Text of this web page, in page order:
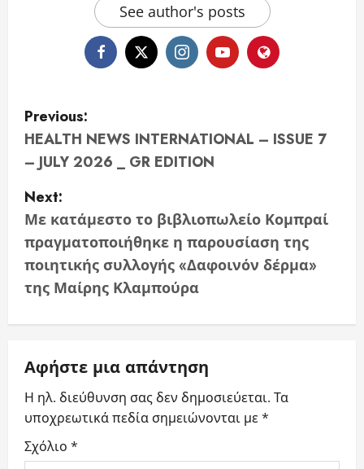
See author's posts
P
o
s
t
n
a
g
a
t
Previous:
HEALTH NEWS INTERNATIONAL – ISSUE 7
– JULY 2026 _ GR EDITION
Next:
Με κατάμεστο το βιβλιοπωλείο Κομπραί
πραγματοποιήθηκε η παρουσίαση της
ποιητικής συλλογής «Δαφοινόν δέρμα»
της Μαίρης Κλαμπούρα
Αφήστε μια απάντηση
Η ηλ. διεύθυνση σας δεν δημοσιεύεται. Τα
υποχρεωτικά πεδία σημειώνονται με*
Σχόλιο *